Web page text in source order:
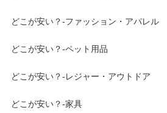
どこが安い？-ファッション・アパレル
どこが安い？-ペット用品
どこが安い？-レジャー・アウトドア
どこが安い？-家具